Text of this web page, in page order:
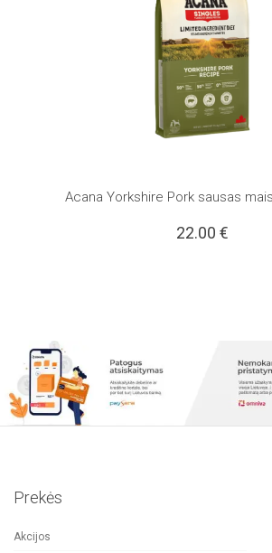
Acana Yorkshire Pork sausas
22.00 €
Prekės
Akcijos